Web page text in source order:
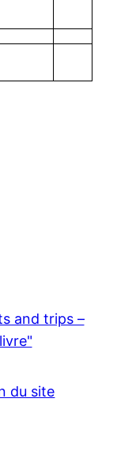
and trips –
du site